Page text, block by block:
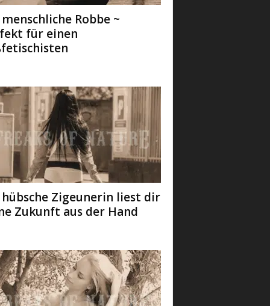
Robbe ~
für einen
Zigeunerin liest dir
Zukunft aus der Hand